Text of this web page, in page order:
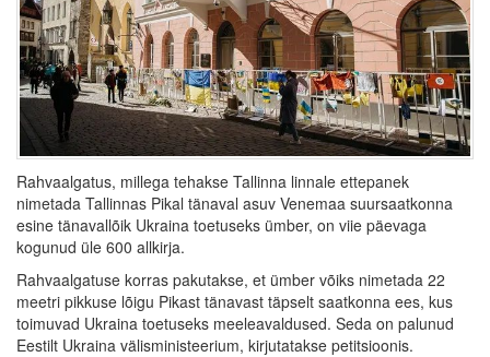
Rahvaalgatus, millega tehakse Tallinna linnale ettepanek
nimetada Tallinnas Pikal tänaval asuv Venemaa suursaatkonna
esine tänavallõik Ukraina toetuseks ümber, on viie päevaga
kogunud üle 600 allkirja.
Rahvaalgatuse korras pakutakse, et ümber võiks nimetada 22
meetri pikkuse lõigu Pikast tänavast täpselt saatkonna ees, kus
toimuvad Ukraina toetuseks meeleavaldused. Seda on palunud
Eestilt Ukraina välisministeerium, kirjutatakse petitsioonis.